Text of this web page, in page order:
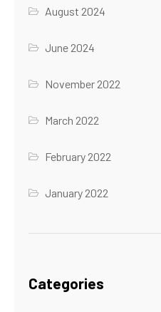
August 2024
June 2024
November 2022
March 2022
February 2022
January 2022
Categories